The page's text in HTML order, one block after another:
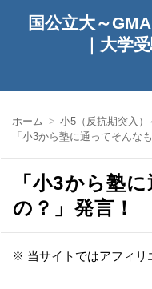
国公立大～
｜大学
ホーム
小5（反抗期突入）
「小3から塾に通ってそんな
「小3から塾
の？」発言！
※ 当サイトではアフィリ